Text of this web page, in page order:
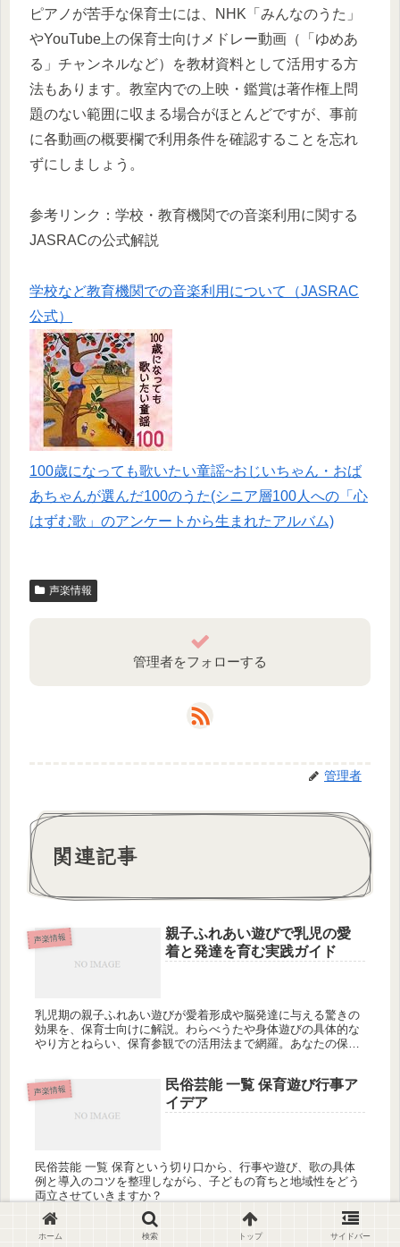
ピアノが苦手な保育士には、NHK「みんなのうた」
やYouTube上の保育士向けメドレー動画（「ゆめあ
る」チャンネルなど）を教材資料として活用する方
法もあります。教室内での上映・鑑賞は著作権上問
題のない範囲に収まる場合がほとんどですが、事前
に各動画の概要欄で利用条件を確認することを忘れ
ずにしましょう。
参考リンク：学校・教育機関での音楽利用に関する
JASRACの公式解説
学校など教育機関での音楽利用について（JASRAC
公式）
100歳になっても歌いたい童謡~おじいちゃん・おば
あちゃんが選んだ100のうた(シニア層100人への「心
はずむ歌」のアンケートから生まれたアルバム)
声楽情報
管理者をフォローする
管理者
関連記事
声楽情報
親子ふれあい遊びで乳児の愛
着と発達を育む実践ガイド
乳児期の親子ふれあい遊びが愛着形成や脳発達に与える驚きの
効果を、保育士向けに解説。わらべうたや身体遊びの具体的な
やり方とねらい、保育参観での活用法まで網羅。あなたの保育
声楽情報
民俗芸能 一覧 保育遊び行事ア
イデア
民俗芸能 一覧 保育という切り口から、行事や遊び、歌の具体
例と導入のコツを整理しながら、子どもの育ちと地域性をどう
両立させていきますか？
声楽情報 幼稚園劇の台本を年齢別に作
ホーム 検索 トップ サイドバー